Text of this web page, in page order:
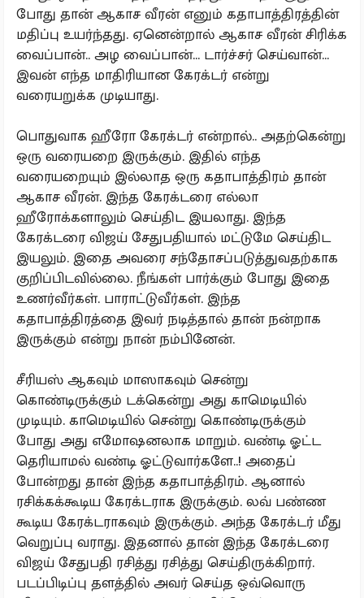
போது தான் ஆகாச வீரன் எனும் கதாபாத்திரத்தின்
மதிப்பு உயர்ந்தது. ஏனென்றால் ஆகாச வீரன் சிரிக்க
வைப்பான்.. அழ வைப்பான்... டார்ச்சர் செய்வான்...
இவன் எந்த மாதிரியான கேரக்டர் என்று
வரையறுக்க முடியாது.
பொதுவாக ஹீரோ கேரக்டர் என்றால்.. அதற்கென்று
ஒரு வரையறை இருக்கும். இதில் எந்த
வரையறையும் இல்லாத ஒரு கதாபாத்திரம் தான்
ஆகாச வீரன். இந்த கேரக்டரை எல்லா
ஹீரோக்களாலும் செய்திட இயலாது. இந்த
கேரக்டரை விஜய் சேதுபதியால் மட்டுமே செய்திட
இயலும். இதை அவரை சந்தோசப்படுத்துவதற்காக
குறிப்பிடவில்லை. நீங்கள் பார்க்கும் போது இதை
உணர்வீர்கள். பாராட்டுவீர்கள். இந்த
கதாபாத்திரத்தை இவர் நடித்தால் தான் நன்றாக
இருக்கும் என்று நான் நம்பினேன்.
சீரியஸ் ஆகவும் மாஸாகவும் சென்று
கொண்டிருக்கும் டக்கென்று அது காமெடியில்
முடியும். காமெடியில் சென்று கொண்டிருக்கும்
போது அது எமோஷனலாக மாறும். வண்டி ஓட்ட
தெரியாமல் வண்டி ஓட்டுவார்களே..! அதைப்
போன்றது தான் இந்த கதாபாத்திரம். ஆனால்
ரசிக்கக்கூடிய கேரக்டராக இருக்கும். லவ் பண்ண
கூடிய கேரக்டராகவும் இருக்கும். அந்த கேரக்டர் மீது
வெறுப்பு வராது. இதனால் தான் இந்த கேரக்டரை
விஜய் சேதுபதி ரசித்து ரசித்து செய்திருக்கிறார்.
படப்பிடிப்பு தளத்தில் அவர் செய்த ஒவ்வொரு